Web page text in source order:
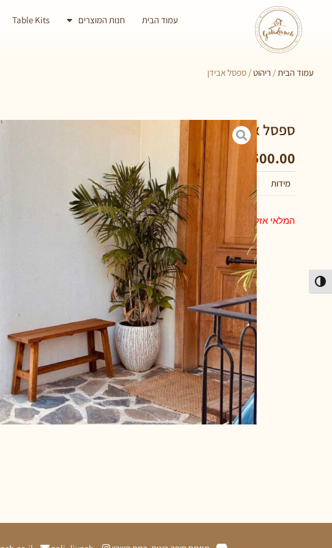
הפעל/כבה ניגודיות גבוהה
עמוד הבית חנות המוצרים Table Kits
עמוד הבית/ ריהוט/ ספסל אבידן
ספסל אבידן
500.00
מידות 90 × 25 × 45 סנטימטרים
המלאי אזל